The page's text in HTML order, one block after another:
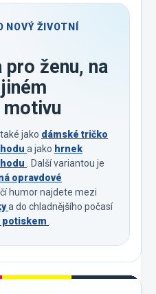
NOVÝ ŽIVOTNÍ
pro ženu, na
jako dámské tričko
a jako hrnek
. Další variantou je
opravdové
humor najdete mezi
a do chladnějšího počasí
potiskem .